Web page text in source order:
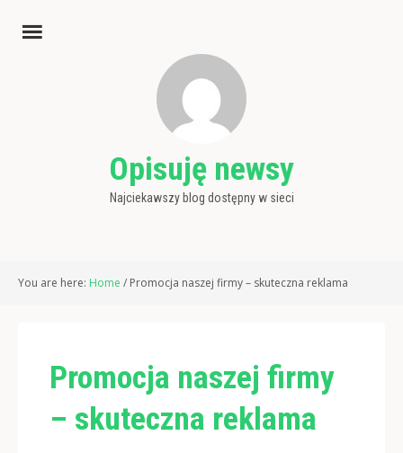
Opisuję newsy
Najciekawszy blog dostępny w sieci
You are here: Home / Promocja naszej firmy – skuteczna reklama
Promocja naszej firmy
– skuteczna reklama